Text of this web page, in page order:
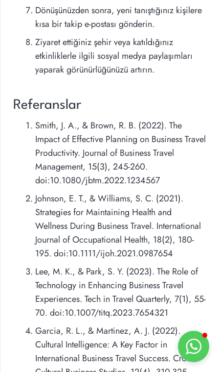
Dönüşünüzden sonra, yeni tanıştığınız kişilere
kısa bir takip e-postası gönderin.
Ziyaret ettiğiniz şehir veya katıldığınız
etkinliklerle ilgili sosyal medya paylaşımları
yaparak görünürlüğünüzü artırın.
Referanslar
Smith, J. A., & Brown, R. B. (2022). The
Impact of Effective Planning on Business Travel
Productivity. Journal of Business Travel
Management, 15(3), 245-260.
doi:10.1080/jbtm.2022.1234567
Johnson, E. T., & Williams, S. C. (2021).
Strategies for Maintaining Health and
Wellness During Business Travel. International
Journal of Occupational Health, 18(2), 180-
195. doi:10.1111/ijoh.2021.0987654
Lee, M. K., & Park, S. Y. (2023). The Role of
Technology in Enhancing Business Travel
Experiences. Tech in Travel Quarterly, 7(1), 55-
70. doi:10.1007/titq.2023.7654321
Garcia, R. L., & Martinez, A. J. (2022).
Cultural Intelligence: A Key Factor in
International Business Travel Success. Cross-